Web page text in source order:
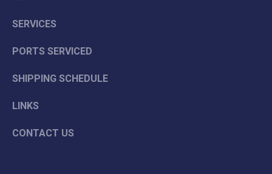
SERVICES
PORTS SERVICED
SHIPPING SCHEDULE
LINKS
CONTACT US